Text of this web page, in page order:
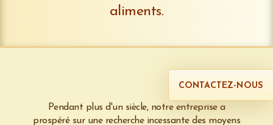
aliments.
Pendant plus d'un siècle, notre entreprise a
prospéré sur une recherche incessante des moyens
CONTACTEZ-NOUS